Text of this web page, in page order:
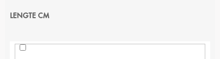
LENGTE CM